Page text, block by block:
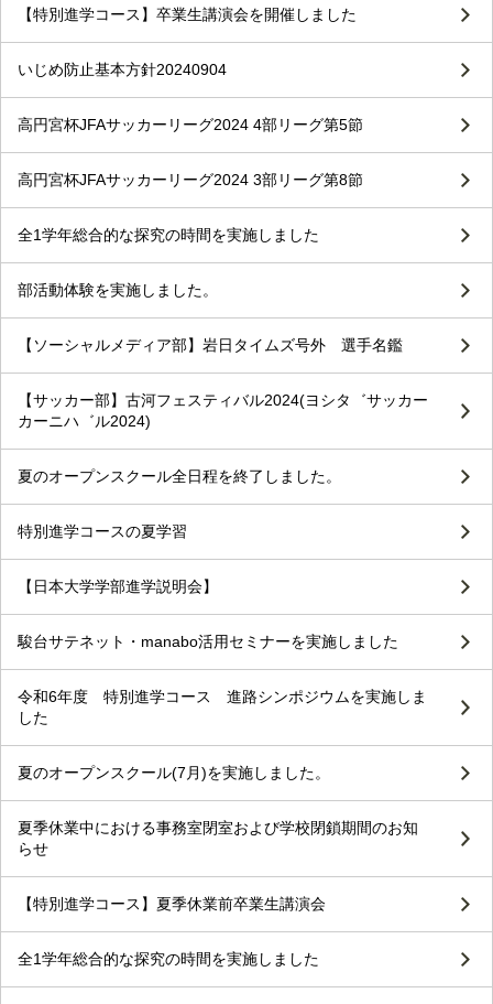
【特別進学コース】卒業生講演会を開催しました
いじめ防止基本方針20240904
高円宮杯JFAサッカーリーグ2024 4部リーグ第5節
高円宮杯JFAサッカーリーグ2024 3部リーグ第8節
全1学年総合的な探究の時間を実施しました
部活動体験を実施しました。
【ソーシャルメディア部】岩日タイムズ号外 選手名鑑
【サッカー部】古河フェスティバル2024(ヨシタ゛サッカー
カーニハ゛ル2024)
夏のオープンスクール全日程を終了しました。
特別進学コースの夏学習
【日本大学学部進学説明会】
駿台サテネット・manabo活用セミナーを実施しました
令和6年度 特別進学コース 進路シンポジウムを実施しま
した
夏のオープンスクール(7月)を実施しました。
夏季休業中における事務室閉室および学校閉鎖期間のお知
らせ
【特別進学コース】夏季休業前卒業生講演会
全1学年総合的な探究の時間を実施しました